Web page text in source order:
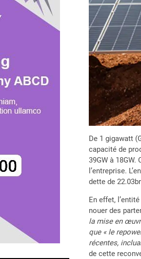
De 1 gigawatt
capacité de
39GW à
l’entreprise.
dette de
En effet,
nouer des
la mise en
que « le
récentes,
de cette